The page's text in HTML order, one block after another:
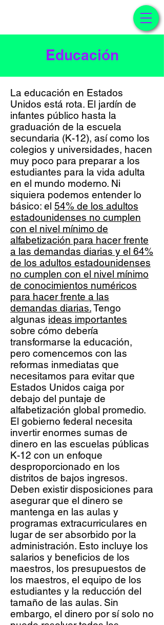
Educación
La educación en Estados
Unidos está rota. El jardín de
infantes público hasta la
graduación de la escuela
secundaria (K-12), así como los
colegios y universidades, hacen
muy poco para preparar a los
estudiantes para la vida adulta
en el mundo moderno. Ni
siquiera podemos entender lo
básico: el 54% de los adultos
estadounidenses no cumplen
con el nivel mínimo de
alfabetización para hacer frente
a las demandas diarias y el 64%
de los adultos estadounidenses
no cumplen con el nivel mínimo
de conocimientos numéricos
para hacer frente a las
demandas diarias.Tengo
algunas ideas importantes
sobre cómo debería
transformarse la educación,
pero comencemos con las
reformas inmediatas que
necesitamos para evitar que
Estados Unidos caiga por
debajo del puntaje de
alfabetización global promedio.
El gobierno federal necesita
invertir enormes sumas de
dinero en las escuelas públicas
K-12 con un enfoque
desproporcionado en los
distritos de bajos ingresos.
Deben existir disposiciones para
asegurar que el dinero se
mantenga en las aulas y
programas extracurriculares en
lugar de ser absorbido por la
administración. Esto incluye los
salarios y beneficios de los
maestros, los presupuestos de
los maestros, el equipo de los
estudiantes y la reducción del
tamaño de las aulas. Sin
embargo, el dinero por sí solo no